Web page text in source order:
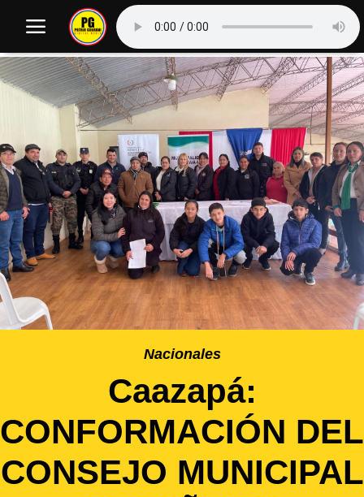
Nacionales
Caazapá:
CONFORMACIÓN DEL
CONSEJO MUNICIPAL